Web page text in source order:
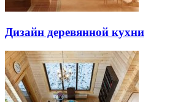
Дизайн деревянной кухни